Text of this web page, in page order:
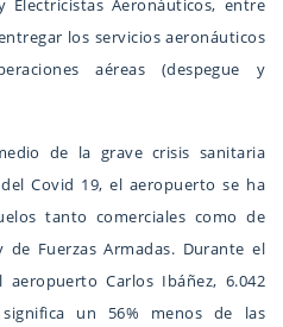
Electricistas Aeronáuticos, entre
los servicios aeronáuticos
aéreas (despegue y
de la grave crisis sanitaria
Covid 19, el aeropuerto se ha
tanto comerciales como de
de Fuerzas Armadas. Durante el
Carlos Ibáñez, 6.042
un 56% menos de las